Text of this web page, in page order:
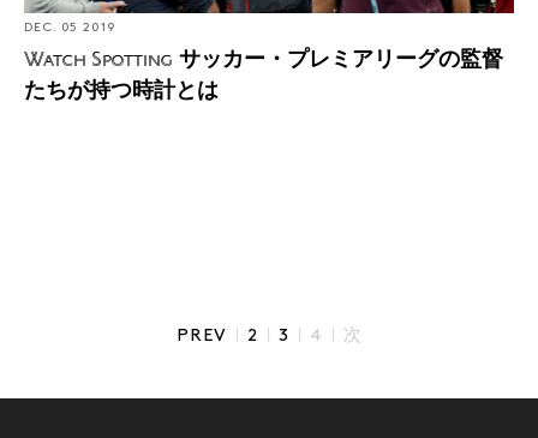
DEC. 05 2019
Watch Spotting サッカー・プレミアリーグの監督
たちが持つ時計とは
PREV | 2 | 3 | 4 | 次